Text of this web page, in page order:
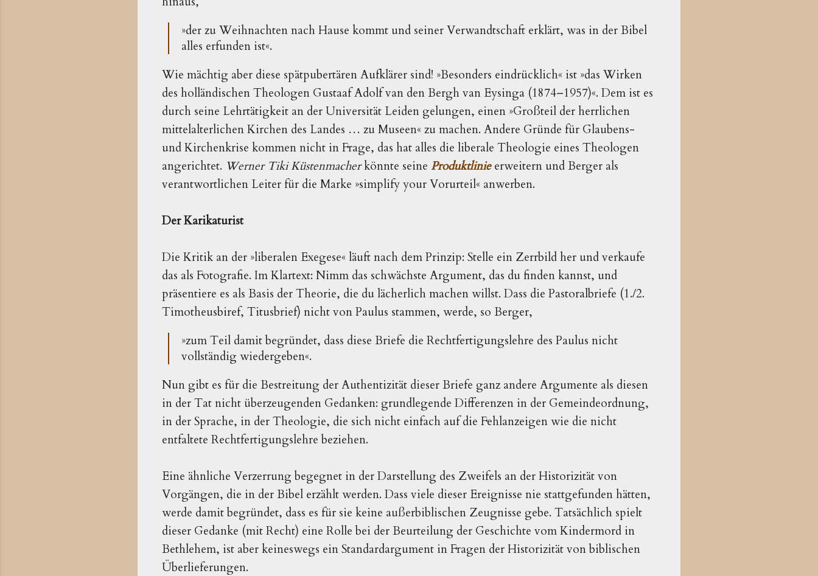
»der zu Weihnachten nach Hause kommt und seiner Verwandtschaft erklärt, was in der Bibel
alles erfunden ist«.
Wie mächtig aber diese spätpubertären Aufklärer sind! »Besonders eindrücklich« ist »das Wirken
des holländischen Theologen Gustaaf Adolf van den Bergh van Eysinga (1874–1957)«. Dem ist es
durch seine Lehrtätigkeit an der Universität Leiden gelungen, einen »Großteil der herrlichen
mittelalterlichen Kirchen des Landes … zu Museen« zu machen. Andere Gründe für Glaubens-
und Kirchenkrise kommen nicht in Frage, das hat alles die liberale Theologie eines Theologen
angerichtet. Werner Tiki Küstenmacherkönnte seine Produktlinieerweitern und Berger als
verantwortlichen Leiter für die Marke »simplify your Vorurteil« anwerben.
Der Karikaturist
Die Kritik an der »liberalen Exegese« läuft nach dem Prinzip: Stelle ein Zerrbild her und verkaufe
das als Fotografie. Im Klartext: Nimm das schwächste Argument, das du finden kannst, und
präsentiere es als Basis der Theorie, die du lächerlich machen willst. Dass die Pastoralbriefe (1./2.
Timotheusbiref, Titusbrief) nicht von Paulus stammen, werde, so Berger,
»zum Teil damit begründet, dass diese Briefe die Rechtfertigungslehre des Paulus nicht
vollständig wiedergeben«.
Nun gibt es für die Bestreitung der Authentizität dieser Briefe ganz andere Argumente als diesen
in der Tat nicht überzeugenden Gedanken: grundlegende Differenzen in der Gemeindeordnung,
in der Sprache, in der Theologie, die sich nicht einfach auf die Fehlanzeigen wie die nicht
entfaltete Rechtfertigungslehre beziehen.
Eine ähnliche Verzerrung begegnet in der Darstellung des Zweifels an der Historizität von
Vorgängen, die in der Bibel erzählt werden. Dass viele dieser Ereignisse nie stattgefunden hätten,
werde damit begründet, dass es für sie keine außerbiblischen Zeugnisse gebe. Tatsächlich spielt
dieser Gedanke (mit Recht) eine Rolle bei der Beurteilung der Geschichte vom Kindermord in
Bethlehem, ist aber keineswegs ein Standardargument in Fragen der Historizität von biblischen
Überlieferungen.